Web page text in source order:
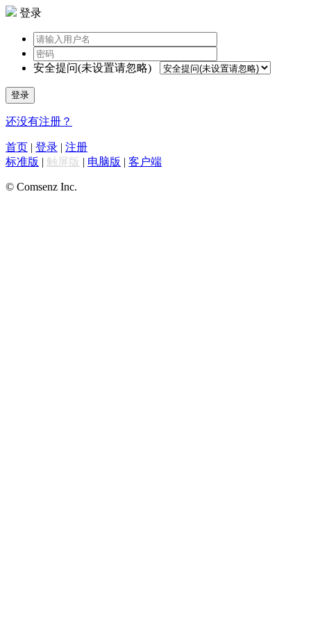
登录
安全提问(未设置请忽略)
登录
还没有注册？
首页 | 登录 | 注册
标准版 | 触屏版 | 电脑版 | 客户端
© Comsenz Inc.